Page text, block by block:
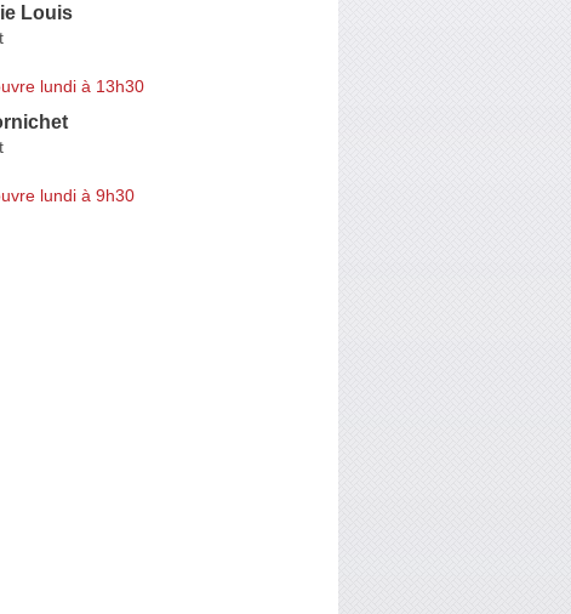
Louis
lundi à 13h30
lundi à 9h30